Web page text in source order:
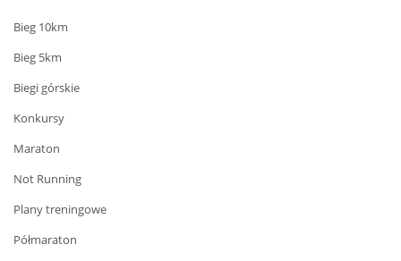
Bieg 10km
Bieg 5km
Biegi górskie
Konkursy
Maraton
Not Running
Plany treningowe
Półmaraton